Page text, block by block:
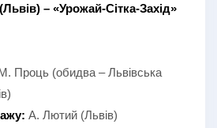
– «Урожай-Сітка-Захід»
Проць (обидва – Львівська
А. Лютий (Львів)